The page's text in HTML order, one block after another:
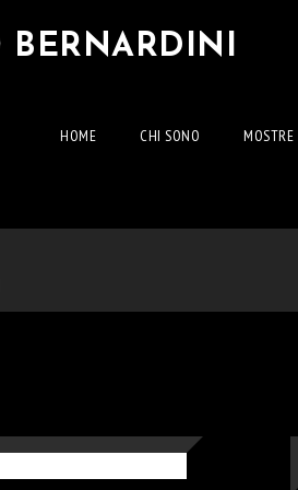
BERNARDINI
HOME CHI SONO MOSTRE
30×40